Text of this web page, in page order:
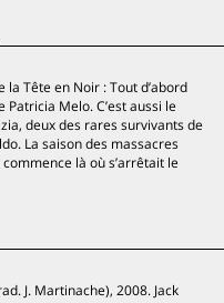
Tête en Noir : Tout d’abord
Melo. C’est aussi le
deux des rares survivants de
La saison des massacres
là où s’arrêtait le
J. Martinache), 2008. Jack